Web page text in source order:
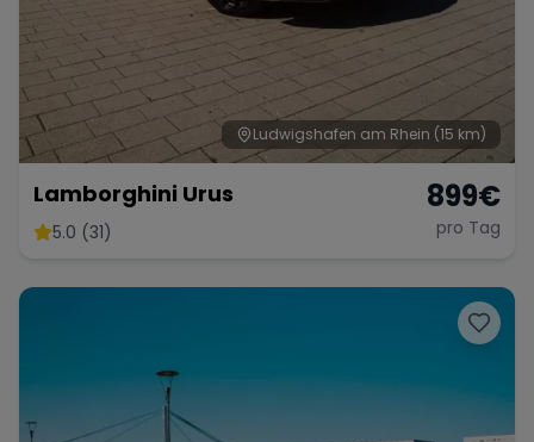
Bentley Rolls Royce Aston Martin
Bugatti Maserati
Ludwigshafen am Rhein (15 km)
Lamborghini Urus
5.0 (31)
899€
pro Tag